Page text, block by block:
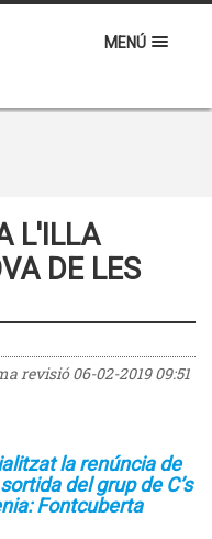
MENÚ
L'ILLA
DE LES
revisió06-02-2019 09:51
la renúncia de
del grup de C’s
Fontcuberta